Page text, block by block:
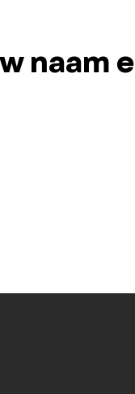
naam